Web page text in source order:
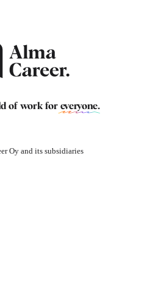
of work for everyone.
Oy and its subsidiaries